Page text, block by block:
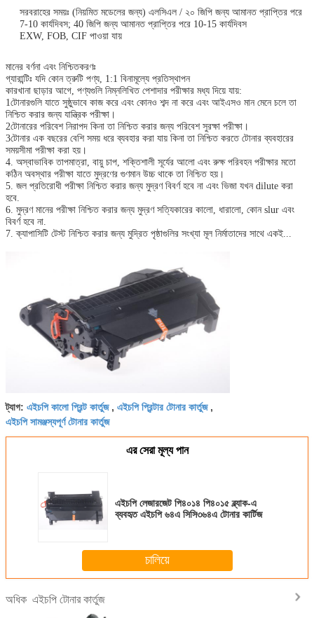
সরবরাহের সময়ঃ (নিয়মিত মডেলের জন্য) এলসিএল / ২০ জিপি জন্য আমানত প্রাপ্তির পরে
7-10 কার্যদিবস; 40 জিপি জন্য আমানত প্রাপ্তির পরে 10-15 কার্যদিবস
EXW, FOB, CIF পাওয়া যায়
মানের বর্ণনা এবং নিশ্চিতকরণঃ
গ্যারান্টিঃ যদি কোন ত্রুটি পণ্য, 1:1 বিনামূল্যে প্রতিস্থাপন
কারখানা ছাড়ার আগে, পণ্যগুলি নিম্নলিখিত পেশাদার পরীক্ষার মধ্য দিয়ে যায়:
1টোনারগুলি যাতে সুষ্ঠুভাবে কাজ করে এবং কোনও শব্দ না করে এবং আইএসও মান মেনে চলে তা
নিশ্চিত করার জন্য যান্ত্রিক পরীক্ষা।
2টোনারের পরিবেশ নিরাপদ কিনা তা নিশ্চিত করার জন্য পরিবেশ সুরক্ষা পরীক্ষা।
3টোনার এক বছরের বেশি সময় ধরে ব্যবহার করা যায় কিনা তা নিশ্চিত করতে টোনার ব্যবহারের
সময়সীমা পরীক্ষা করা হয়।
4. অস্বাভাবিক তাপমাত্রা, বায়ু চাপ, শক্তিশালী সূর্যের আলো এবং রুক্ষ পরিবহন পরীক্ষার মতো
কঠিন অবস্থার পরীক্ষা যাতে মুদ্রণের গুণমান উচ্চ থাকে তা নিশ্চিত হয়।
5. জল প্রতিরোধী পরীক্ষা নিশ্চিত করার জন্য মুদ্রণ বিবর্ণ হবে না এবং ভিজা যখন dilute করা
হবে.
6. মুদ্রণ মানের পরীক্ষা নিশ্চিত করার জন্য মুদ্রণ সত্যিকারের কালো, ধারালো, কোন slur এবং
বিবর্ণ হবে না.
7. ক্যাপাসিটি টেস্ট নিশ্চিত করার জন্য মুদ্রিত পৃষ্ঠাগুলির সংখ্যা মূল নির্মাতাদের সাথে একই...
ট্যাগ: এইচপি কালো প্রিন্ট কার্তুজ, এইচপি প্রিন্টার টোনার কার্তুজ,
এইচপি সামঞ্জস্যপূর্ণ টোনার কার্তুজ
এর সেরা মূল্য পান
এইচপি লেজারজেট পি৪০১৪ পি৪০১৫ ব্ল্যাক-এ
ব্যবহৃত এইচপি ৬৪এ সিসি৩৬৪এ টোনার কার্টিজ
চালিয়ে
অধিক এইচপি টোনার কার্তুজ